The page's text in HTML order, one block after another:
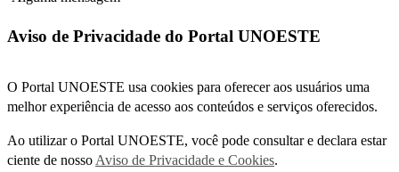
Aviso de Privacidade do Portal UNOESTE
O Portal UNOESTE usa cookies para oferecer aos usuários uma
melhor experiência de acesso aos conteúdos e serviços oferecidos.
Ao utilizar o Portal UNOESTE, você pode consultar e declara estar
ciente de nosso Aviso de Privacidade e Cookies.